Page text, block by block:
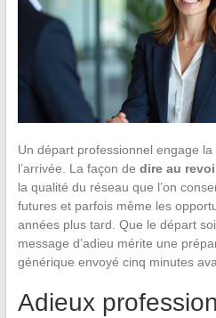
Un départ professionnel engage
l’arrivée. La façon de dire au
la qualité du réseau que l’on
futures et parfois même les
années plus tard. Que le départ
message d’adieu mérite une
générique envoyé cinq minutes
Adieux